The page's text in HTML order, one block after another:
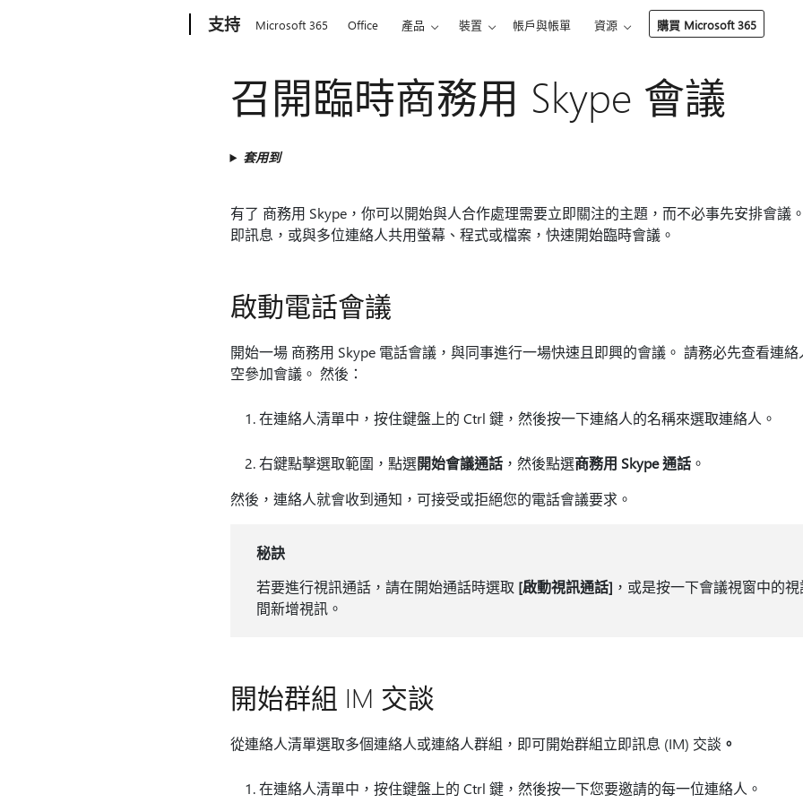
支持 Microsoft 365 Office 產品 裝置 帳戶與帳單 資源 購買 Microsoft 365
召開臨時商務用 Skype 會議
套用到
有了 商務用 Skype，你可以開始與人合作處理需要立即關注的主題，而不必事先安排會議
即訊息，或與多位連絡人共用螢幕、程式或檔案，快速開始臨時會議。
啟動電話會議
開始一場 商務用 Skype 電話會議，與同事進行一場快速且即興的會議。 請務必先查看連
空參加會議。 然後：
在連絡人清單中，按住鍵盤上的 Ctrl 鍵，然後按一下連絡人的名稱來選取連絡人。
右鍵點擊選取範圍，點選開始會議通話，然後點選商務用 Skype 通話。
然後，連絡人就會收到通知，可接受或拒絕您的電話會議要求。
秘訣
若要進行視訊通話，請在開始通話時選取 [啟動視訊通話] ，或是按一下會議視窗中的
間新增視訊。
開始群組 IM 交談
從連絡人清單選取多個連絡人或連絡人群組，即可開始群組立即訊息 (IM) 交談 。
在連絡人清單中，按住鍵盤上的 Ctrl 鍵，然後按一下您要邀請的每一位連絡人。